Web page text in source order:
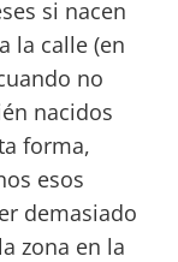
si nacen
la calle (en
no
nacidos
forma,
esos
demasiado
zona en la